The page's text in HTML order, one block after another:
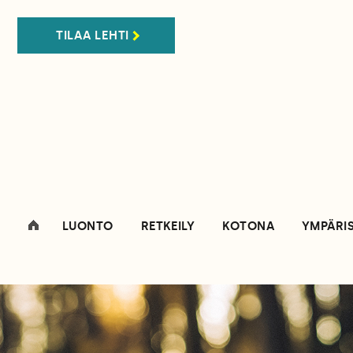
TILAA LEHTI
LUONTO RETKEILY KOTONA